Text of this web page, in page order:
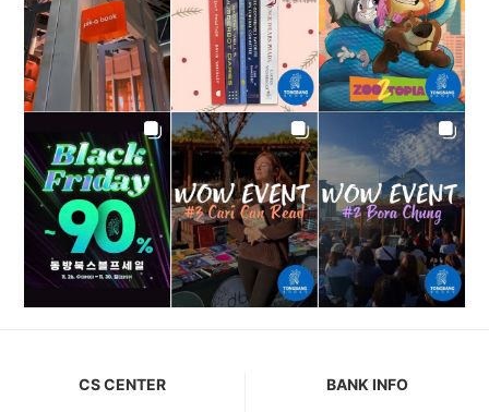
CS CENTER BANK INFO